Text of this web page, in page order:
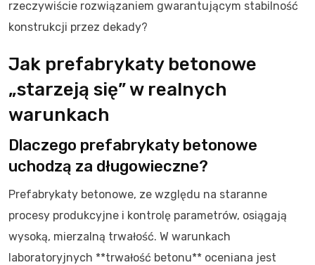
rzeczywiście rozwiązaniem gwarantującym stabilność
konstrukcji przez dekady?
Jak prefabrykaty betonowe
„starzeją się” w realnych
warunkach
Dlaczego prefabrykaty betonowe
uchodzą za długowieczne?
Prefabrykaty betonowe, ze względu na staranne
procesy produkcyjne i kontrolę parametrów, osiągają
wysoką, mierzalną trwałość. W warunkach
laboratoryjnych **trwałość betonu** oceniana jest